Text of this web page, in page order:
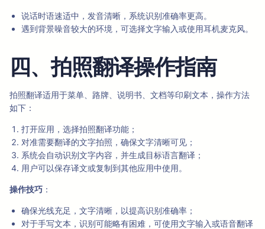
说话时语速适中，发音清晰，系统识别准确率更高。
遇到背景噪音较大的环境，可选择文字输入或使用耳机麦克风。
四、拍照翻译操作指南
拍照翻译适用于菜单、路牌、说明书、文档等印刷文本，操作方法
如下：
打开应用，选择拍照翻译功能；
对准需要翻译的文字拍照，确保文字清晰可见；
系统会自动识别文字内容，并生成目标语言翻译；
用户可以保存译文或复制到其他应用中使用。
操作技巧 ：
确保光线充足，文字清晰，以提高识别准确率；
对于手写文本，识别可能略有困难，可使用文字输入或语音翻译